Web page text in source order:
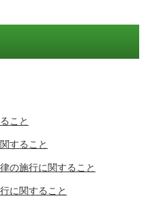
こと
すること
の施行に関すること
に関すること